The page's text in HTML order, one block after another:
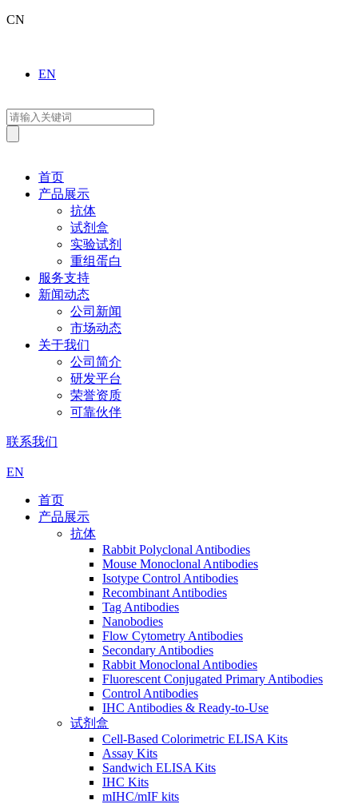
CN
EN
首页
产品展示
抗体
试剂盒
实验试剂
重组蛋白
服务支持
新闻动态
公司新闻
市场动态
关于我们
公司简介
研发平台
荣誉资质
可靠伙伴
联系我们
EN
首页
产品展示
抗体
Rabbit Polyclonal Antibodies
Mouse Monoclonal Antibodies
Isotype Control Antibodies
Recombinant Antibodies
Tag Antibodies
Nanobodies
Flow Cytometry Antibodies
Secondary Antibodies
Rabbit Monoclonal Antibodies
Fluorescent Conjugated Primary Antibodies
Control Antibodies
IHC Antibodies & Ready-to-Use
试剂盒
Cell-Based Colorimetric ELISA Kits
Assay Kits
Sandwich ELISA Kits
IHC Kits
mIHC/mIF kits